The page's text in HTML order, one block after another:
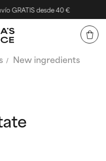
GRATIS desde 40 €
New ingredients